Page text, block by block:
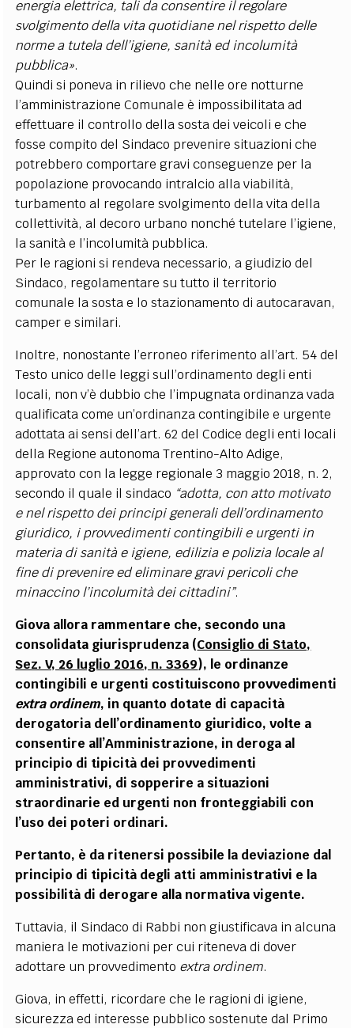
energia elettrica, tali da consentire il regolare
svolgimento della vita quotidiane nel rispetto delle
norme a tutela dell’igiene, sanità ed incolumità
pubblica».
Quindi si poneva in rilievo che nelle ore notturne
l’amministrazione Comunale è impossibilitata ad
effettuare il controllo della sosta dei veicoli e che
fosse compito del Sindaco prevenire situazioni che
potrebbero comportare gravi conseguenze per la
popolazione provocando intralcio alla viabilità,
turbamento al regolare svolgimento della vita della
collettività, al decoro urbano nonchétutelare l’igiene,
la sanitàe l’incolumità pubblica.
Per le ragioni si rendeva necessario, a giudizio del
Sindaco, regolamentare su tutto il territorio
comunale la sosta e lo stazionamento di autocaravan,
camper e similari.
Inoltre, nonostante l’erroneo riferimento all’art. 54 del
Testo unico delle leggi sull’ordinamento degli enti
locali, non v’è dubbio che l’impugnata ordinanza vada
qualificata come un’ordinanza contingibile e urgente
adottata ai sensi dell’art. 62 del Codice degli enti locali
della Regione autonoma Trentino-Alto Adige,
approvato con la legge regionale 3 maggio 2018, n. 2,
secondo il quale il sindaco “adotta, con atto motivato
e nel rispetto dei principi generali dell’ordinamento
giuridico, i provvedimenti contingibili e urgenti in
materia di sanità e igiene, edilizia e polizia locale al
fine di prevenire ed eliminare gravi pericoli che
minaccino l’incolumità dei cittadini”.
Giova allora rammentare che, secondo una
consolidata giurisprudenza (Consiglio di Stato,
Sez. V, 26 luglio 2016, n. 3369), le ordinanze
contingibili e urgenti costituiscono provvedimenti
extra ordinem, in quanto dotate di capacità
derogatoria dell’ordinamento giuridico, volte a
consentire all’Amministrazione, in deroga al
principio di tipicità dei provvedimenti
amministrativi, di sopperire a situazioni
straordinarie ed urgenti non fronteggiabili con
l’uso dei poteri ordinari.
Pertanto, è da ritenersi possibile la deviazione dal
principio di tipicità degli atti amministrativi e la
possibilità di derogare alla normativa vigente.
Tuttavia, il Sindaco di Rabbi non giustificava in alcuna
maniera le motivazioni per cui riteneva di dover
adottare un provvedimento extra ordinem.
Giova, in effetti, ricordare che le ragioni di igiene,
sicurezza ed interesse pubblico sostenute dal Primo